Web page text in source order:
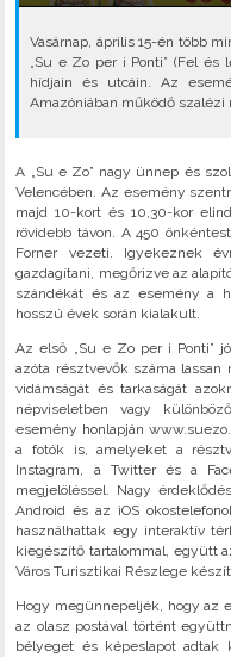
Vasárnap, április 15-én több
„Su e Zo per i Ponti” (Fel és
hídjain és utcáin. Az
Amazóniában működő szalézi
A „Su e Zo” nagy ünnep és
Velencében. Az esemény
majd 10-kort és 10,30-kor
rövidebb távon. A 450
Forner vezeti. Igyekeznek
gazdagítani, megőrizve az
szándékát és az esemény a
hosszú évek során kialakult.
Az első „Su e Zo per i Ponti”
azóta résztvevők száma
vidámságát és tarkaságát
népviseletben vagy
esemény honlapján
a fotók is, amelyeket a
Instagram, a Twitter és a
megjelöléssel. Nagy
Android és az iOS
használhattak egy interaktív
kiegészítő tartalommal, együtt
Város Turisztikai Részlege
Hogy megünnepeljék, hogy az
az olasz postával történt
bélyeget és képeslapot